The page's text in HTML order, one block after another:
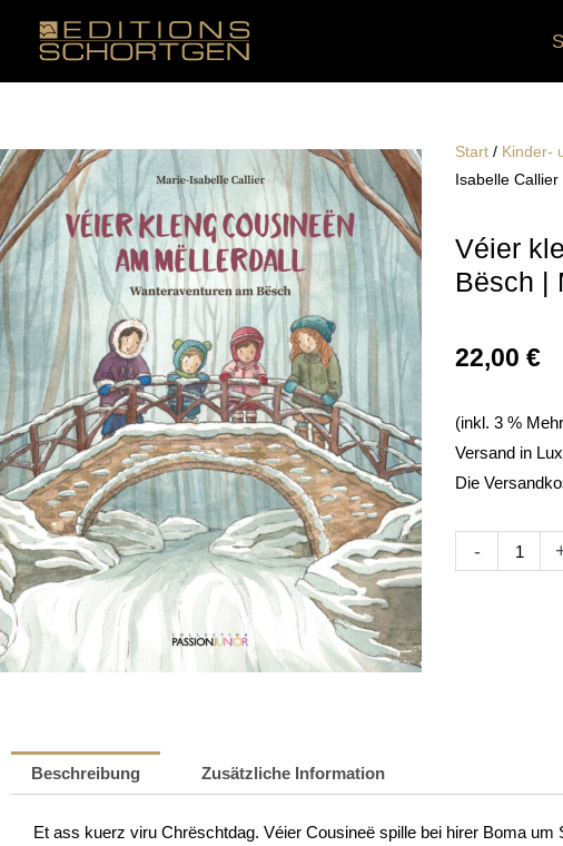
Start / Kinder-
Isabelle Callier
Véier
Bësch |
22,00 €
(inkl. 3 %
Versand in
Die
-
Véier
Marie-
Beschreibung Zusätzliche Information
Et ass kuerz viru Chrëschtdag. Véier Cousineë spille bei hirer Boma